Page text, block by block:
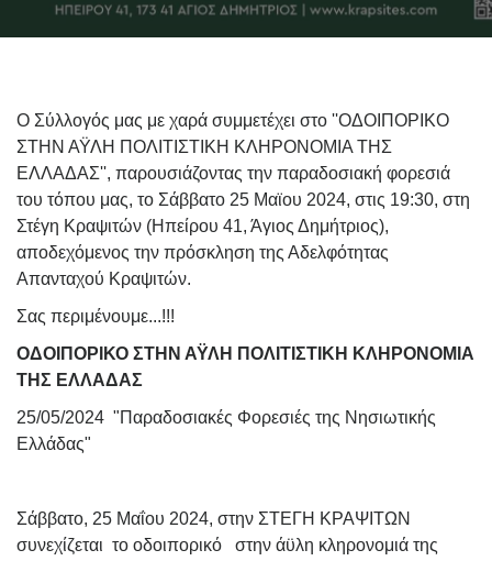
Ο Σύλλογός μας με χαρά συμμετέχει στο ''ΟΔΟΙΠΟΡΙΚΟ
ΣΤΗΝ ΑΫΛΗ ΠΟΛΙΤΙΣΤΙΚΗ ΚΛΗΡΟΝΟΜΙΑ ΤΗΣ
ΕΛΛΑΔΑΣ'', παρουσιάζοντας την παραδοσιακή φορεσιά
του τόπου μας, το Σάββατο 25 Μαϊου 2024, στις 19:30, στη
Στέγη Κραψιτών (Ηπείρου 41, Άγιος Δημήτριος),
αποδεχόμενος την πρόσκληση της Αδελφότητας
Απανταχού Κραψιτών.
Σας περιμένουμε...!!!
ΟΔΟΙΠΟΡΙΚΟ ΣΤΗΝ ΑΫΛΗ ΠΟΛΙΤΙΣΤΙΚΗ ΚΛΗΡΟΝΟΜΙΑ
ΤΗΣ ΕΛΛΑΔΑΣ
25/05/2024 "Παραδοσιακές Φορεσιές της Νησιωτικής
Ελλάδας"
Σάββατο, 25 Μαΐου 2024, στην ΣΤΕΓΗ ΚΡΑΨΙΤΩΝ
συνεχίζεται το οδοιπορικό στην άϋλη κληρονομιά της